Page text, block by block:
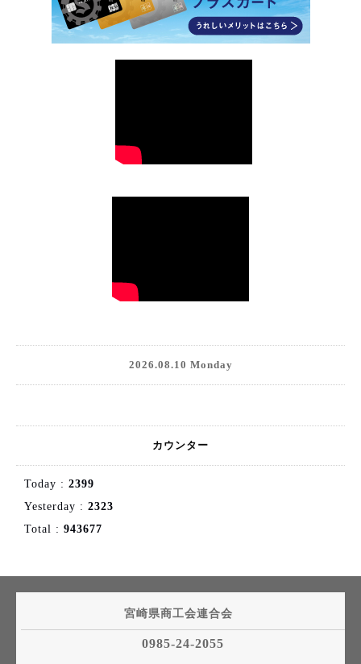
2026.08.10 Monday
カウンター
Today : 2399
Yesterday : 2323
Total : 943677
宮崎県商工会連合会
0985-24-2055